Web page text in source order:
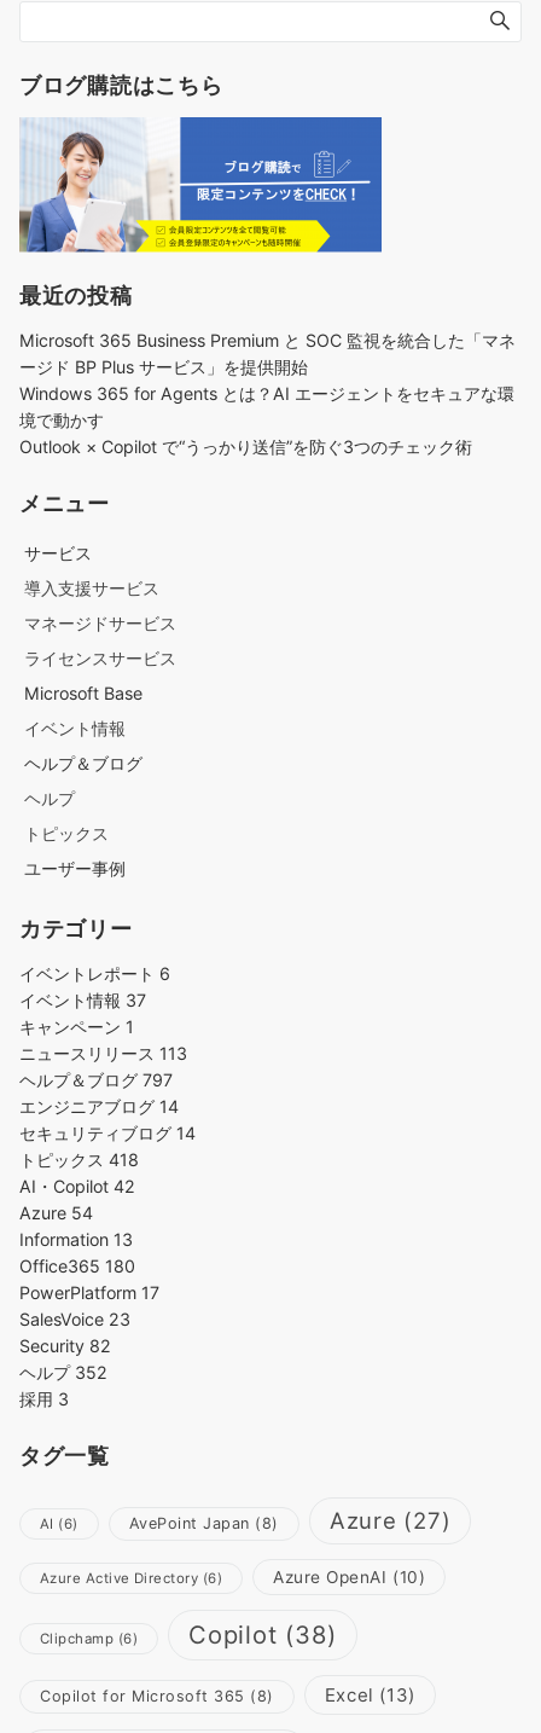
ブログ購読はこちら
最近の投稿
Microsoft 365 Business Premium と SOC 監視を統合した「マネ
ージド BP Plus サービス」を提供開始
Windows 365 for Agents とは？AI エージェントをセキュアな環
境で動かす
Outlook × Copilot で“うっかり送信”を防ぐ3つのチェック術​
メニュー
サービス
導入支援サービス
マネージドサービス
ライセンスサービス
Microsoft Base
イベント情報
ヘルプ＆ブログ
ヘルプ
トピックス
ユーザー事例
カテゴリー
イベントレポート 6
イベント情報 37
キャンペーン 1
ニュースリリース 113
ヘルプ＆ブログ 797
エンジニアブログ 14
セキュリティブログ 14
トピックス 418
AI・Copilot 42
Azure 54
Information 13
Office365 180
PowerPlatform 17
SalesVoice 23
Security 82
ヘルプ 352
採用 3
タグ一覧
AI (6) AvePoint Japan (8) Azure (27)
Azure Active Directory (6) Azure OpenAI (10)
Clipchamp (6) Copilot (38)
Copilot for Microsoft 365 (8) Excel (13)